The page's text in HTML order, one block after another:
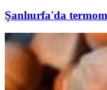
Şanlıurfa'da